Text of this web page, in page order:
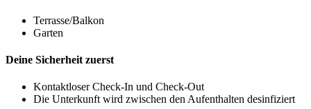
Terrasse/Balkon
Garten
Deine Sicherheit zuerst
Kontaktloser Check-In und Check-Out
Die Unterkunft wird zwischen den Aufenthalten desinfiziert